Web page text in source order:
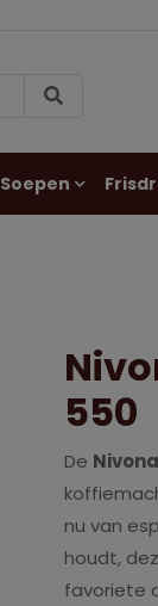
Soepen
550
De
nu van
houdt,
favoriete